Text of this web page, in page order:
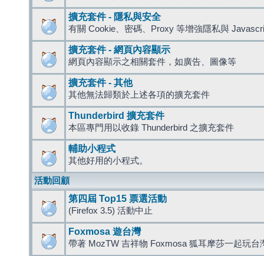
擴充套件 - 隱私與安全
有關 Cookie、密碼、Proxy 等增強隱私與
擴充套件 - 網頁內容顯示
網頁內容顯示之相關套件，如廣告、圖像等
擴充套件 - 其他
其他無法歸類於上述各項的擴充套件
Thunderbird 擴充套件
本區專門用以收錄 Thunderbird 之擴充套件
輔助小程式
其他好用的小程式。
活動回顧
第四屆 Top15 票選活動
(Firefox 3.5) 活動中止
Foxmosa 遊台灣
帶著 MozTW 吉祥物 Foxmosa 狐耳摩莎一起玩台